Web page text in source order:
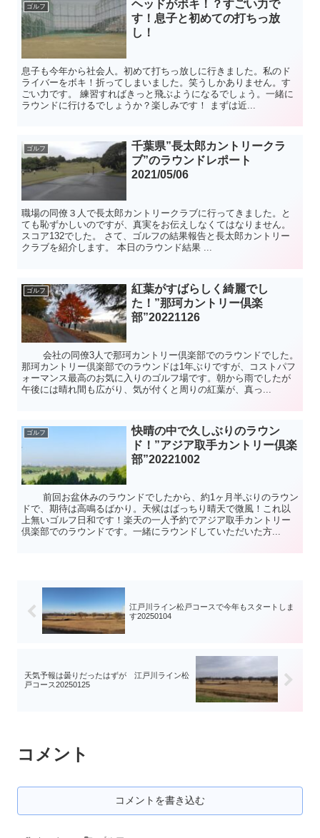
ゴルフ
ヘッドがボキ！？すごい力で
す！息子と初めての打ちっ放
し！
息子も今年から社会人。初めて打ちっ放しに行きました。私のド
ライバーをボキ！折ってしまいました。笑うしかありません。す
ごい力です。 練習すればきっと飛ぶようになるでしょう。一緒に
ラウンドに行けるでしょうか？楽しみです！ まずは近...
ゴルフ
千葉県”長太郎カントリークラ
ブ”のラウンドレポート
2021/05/06
職場の同僚３人で長太郎カントリークラブに行ってきました。と
ても恥ずかしいのですが、真実をお伝えしなくてはなりません。
スコア132でした。 さて、ゴルフの結果報告と長太郎カントリー
クラブを紹介します。 本日のラウンド結果 ...
ゴルフ
紅葉がすばらしく綺麗でし
た！”那珂カントリー倶楽
部”20221126
会社の同僚3人で那珂カントリー倶楽部でのラウンドでした。
那珂カントリー倶楽部でのラウンドは1年ぶりですが、コストパフ
ォーマンス最高のお気に入りのゴルフ場です。朝から雨でしたが
午後には晴れ間も広がり、気が付くと周りの紅葉が、真っ...
ゴルフ
快晴の中で久しぶりのラウン
ド！”アジア取手カントリー倶楽
部”20221002
前回お盆休みのラウンドでしたから、約1ヶ月半ぶりのラウン
ドで、期待は高鳴るばかり。天候はばっちり晴天で微風！これ以
上無いゴルフ日和です！楽天の一人予約でアジア取手カントリー
倶楽部でのラウンドです。一緒にラウンドしていただいた方...
江戸川ライン松戸コースで今年もスタートしま
す20250104
天気予報は曇りだったはずが 江戸川ライン松
戸コース20250125
コメント
コメントを書き込む